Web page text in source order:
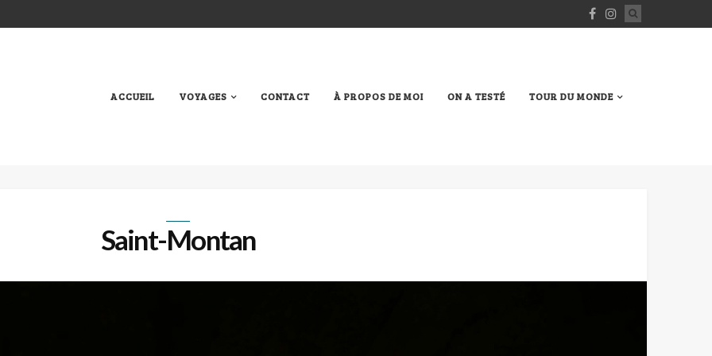
ACCUEIL VOYAGES CONTACT À PROPOS DE MOI ON A TESTÉ TOUR DU MONDE
Saint-Montan